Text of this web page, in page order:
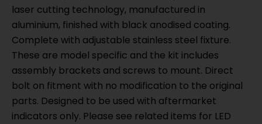
laser cutting technology, manufactured in
aluminium, finished with black anodised coating.
Complete with adjustable stainless steel fixture.
These are model specific and the kit includes
assembly brackets and screws to mount. Direct
bolt on fitment with no modification to the original
parts. Designed to be used with aftermarket
indicators only. Please see related items for LED